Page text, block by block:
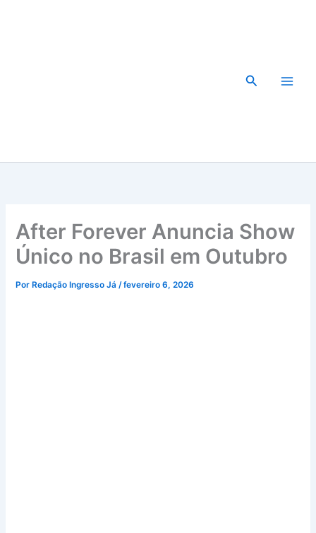
Pesquisar
After Forever Anuncia Show
Único no Brasil em Outubro
Por Redação Ingresso Já/fevereiro 6, 2026